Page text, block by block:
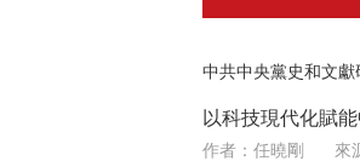
中共中央黨史和文獻
以科技現代化賦
作者：任曉剛 來